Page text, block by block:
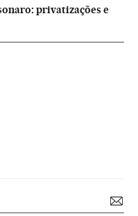
privatizações e